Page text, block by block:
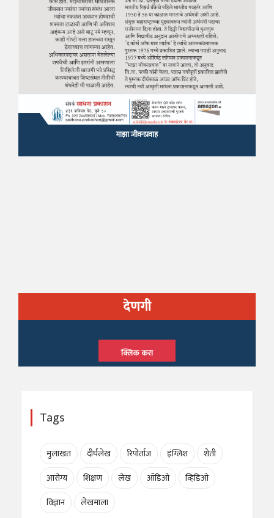
माझा जीवनप्रवाह
देणगी
क्लिक करा
Tags
मुलाखत दीर्घलेख रिपोर्ताज इंग्लिश
शेती
आरोग्य
शिक्षण लेख ऑडिओ
व्हिडिओ
विज्ञान
लेखमाला